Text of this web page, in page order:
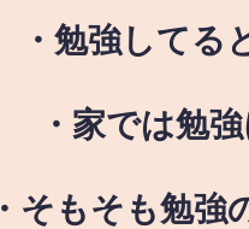
・勉強して
・家では勉
・そもそも勉